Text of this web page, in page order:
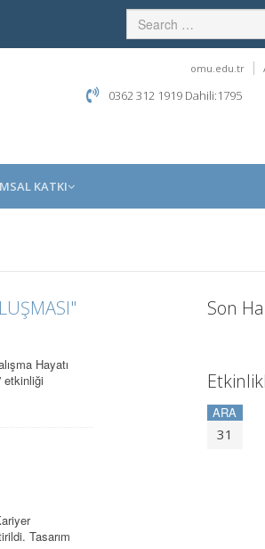
omu.edu.tr
0362 312 1919 Dahili:1795
KATKI
Hayatı
etkinliği
Tasarım
Son
ARA
31